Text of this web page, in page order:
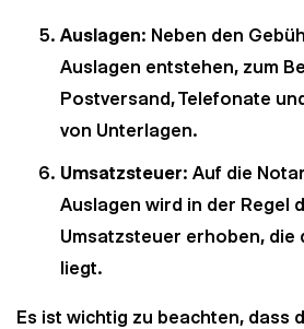
Auslagen: Neben den
Auslagen entstehen, zum
Postversand, Telefonate
von Unterlagen.
Umsatzsteuer: Auf die
Auslagen wird in der Regel
Umsatzsteuer erhoben, die
liegt.
Es ist wichtig zu beachten, dass